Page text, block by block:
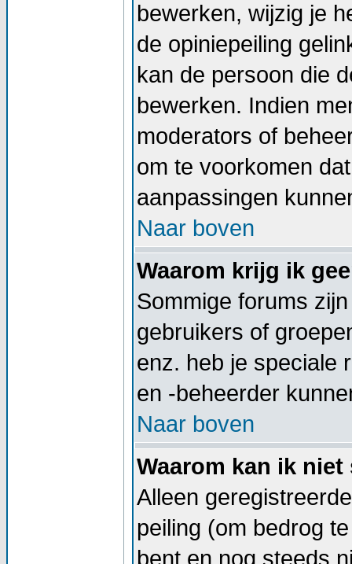
bewerken, wijzig je
de opiniepeiling
kan de persoon die
bewerken. Indien
moderators of
om te voorkomen
aanpassingen
Naar boven
Waarom krijg ik
Sommige forums
gebruikers of
enz. heb je speciale
en -beheerder
Naar boven
Waarom kan ik
Alleen
peiling (om bedrog
bent en nog steeds